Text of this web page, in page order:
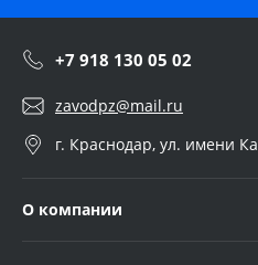
+7 918 130 05 02
zavodpz@mail.ru
г. Краснодар, ул. имени
О компании